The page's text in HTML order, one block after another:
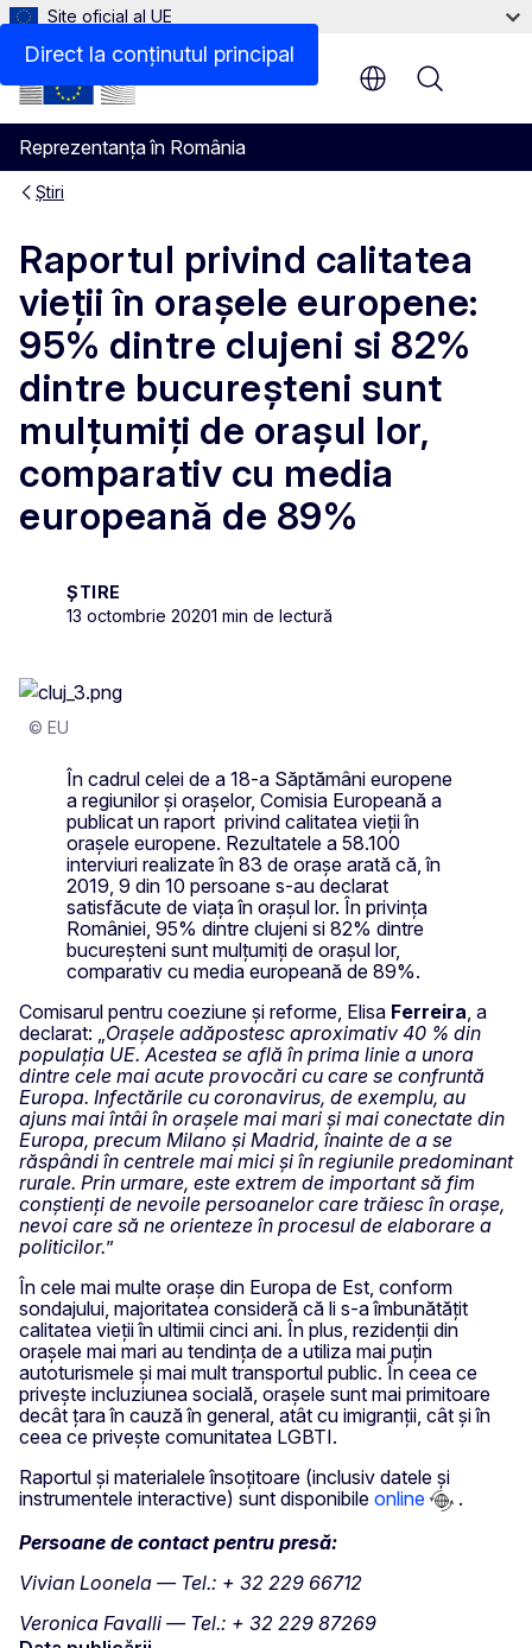
Direct la conținutul principal
Site oficial al UE
Reprezentanța în România
Menu
Știri
Raportul privind calitatea
vieţii în oraşele europene:
95% dintre clujeni si 82%
dintre bucureşteni sunt
mulţumiţi de oraşul lor,
comparativ cu media
europeană de 89%
ȘTIRE
13 octombrie 20201 min de lectură
© EU
În cadrul celei de a 18-a Săptămâni europene
a regiunilor și orașelor, Comisia Europeană a
publicat un raport privind calitatea vieții în
orașele europene. Rezultatele a 58.100
interviuri realizate în 83 de orașe arată că, în
2019, 9 din 10 persoane s-au declarat
satisfăcute de viața în orașul lor. În privința
României, 95% dintre clujeni si 82% dintre
bucureşteni sunt mulţumiţi de oraşul lor,
comparativ cu media europeană de 89%.
Comisarul pentru coeziune și reforme, Elisa Ferreira , a
declarat: „ Orașele adăpostesc aproximativ 40 % din
populația UE. Acestea se află în prima linie a unora
dintre cele mai acute provocări cu care se confruntă
Europa. Infectările cu coronavirus, de exemplu, au
ajuns mai întâi în orașele mai mari și mai conectate din
Europa, precum Milano și Madrid, înainte de a se
răspândi în centrele mai mici și în regiunile predominant
rurale. Prin urmare, este extrem de important să fim
conștienți de nevoile persoanelor care trăiesc în orașe,
nevoi care să ne orienteze în procesul de elaborare a
politicilor.”
În cele mai multe orașe din Europa de Est, conform
sondajului, majoritatea consideră că li s-a îmbunătățit
calitatea vieții în ultimii cinci ani. În plus, rezidenții din
orașele mai mari au tendința de a utiliza mai puțin
autoturismele și mai mult transportul public. În ceea ce
privește incluziunea socială, orașele sunt mai primitoare
decât țara în cauză în general, atât cu imigranții, cât și în
ceea ce privește comunitatea LGBTI.
Raportul și materialele însoțitoare (inclusiv datele și
instrumentele interactive) sunt disponibile online
.
Persoane de contact pentru presă:
Vivian Loonela — Tel.: + 32 229 66712
Veronica Favalli — Tel.: + 32 229 87269